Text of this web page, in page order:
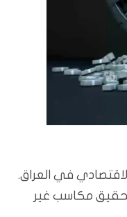
في العراق.
مكاسب غير